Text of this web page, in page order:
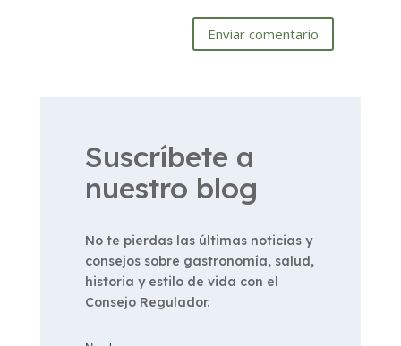
Enviar comentario
Suscríbete a
nuestro blog
No te pierdas las últimas noticias y
consejos sobre gastronomía, salud,
historia y estilo de vida con el
Consejo Regulador.